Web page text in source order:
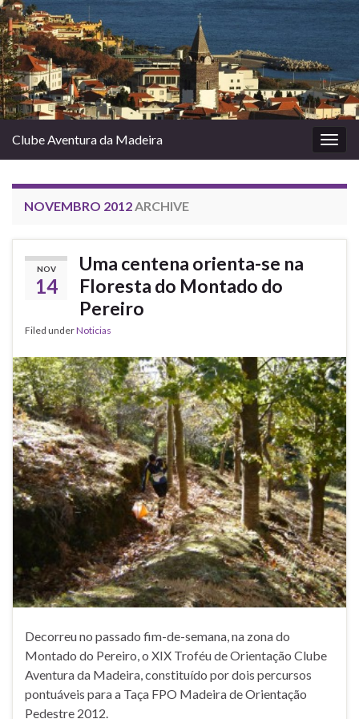
Clube Aventura da Madeira
NOVEMBRO 2012ARCHIVE
NOV
14
Uma centena orienta-se na
Floresta do Montado do
Pereiro
Filed underNoticias
Decorreu no passado fim-de-semana, na zona do
Montado do Pereiro, o XIX Troféu de Orientação Clube
Aventura da Madeira, constituído por dois percursos
pontuáveis para a Taça FPO Madeira de Orientação
Pedestre 2012.